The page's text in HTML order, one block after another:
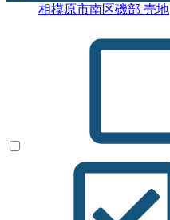
相模原市南区磯部 売地